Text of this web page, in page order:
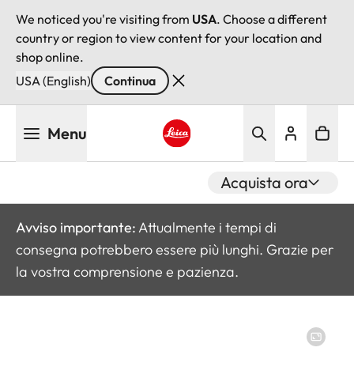
We noticed you're visiting from USA. Choose a different
country or region to view content for your location and
shop online.
USA (English)
Continua
Menu
Acquista ora
Avviso importante: Attualmente i tempi di
consegna potrebbero essere più lunghi. Grazie per
la vostra comprensione e pazienza.